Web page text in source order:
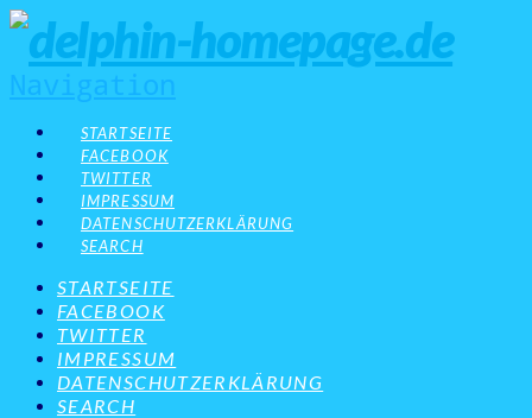
STARTSEITE
FACEBOOK
TWITTER
IMPRESSUM
DATENSCHUTZERKLÄRUNG
SEARCH
STARTSEITE
FACEBOOK
TWITTER
IMPRESSUM
DATENSCHUTZERKLÄRUNG
SEARCH